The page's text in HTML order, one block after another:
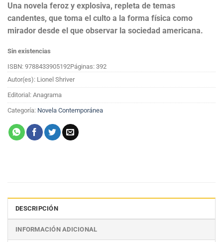
Una novela feroz y explosiva, repleta de temas
candentes, que toma el culto a la forma física como
mirador desde el que observar la sociedad americana.
Sin existencias
ISBN: 9788433905192Páginas: 392
Autor(es): Lionel Shriver
Editorial: Anagrama
Categoría: Novela Contemporánea
DESCRIPCIÓN
INFORMACIÓN ADICIONAL